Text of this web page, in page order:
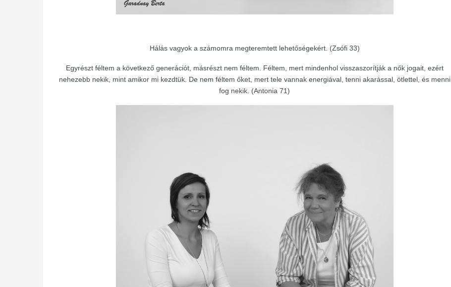
Hálás vagyok a számomra megteremtett lehetőségekért. (Zsófi 33)
Egyrészt féltem a következő generációt, másrészt nem féltem. Féltem, mert mindenhol visszaszorítják a nők jogait, ezért
nehezebb nekik, mint amikor mi kezdtük. De nem féltem őket, mert tele vannak energiával, tenni akarással, ötlettel, és menni
fog nekik. (Antonia 71)